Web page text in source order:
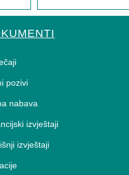
pozivi
nabava
izvještaji
izvještaji